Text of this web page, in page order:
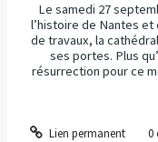
Le samedi 27
l’histoire de Nantes
de travaux, la
ses portes. Plus
résurrection pour ce
Lien permanent 0